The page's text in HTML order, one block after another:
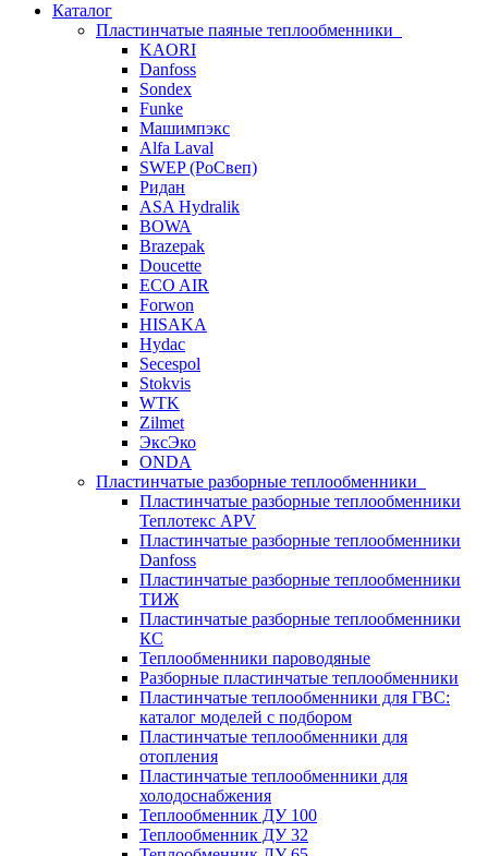
Каталог
Пластинчатые паяные теплообменники
KAORI
Danfoss
Sondex
Funke
Машимпэкс
Alfa Laval
SWEP (РоСвеп)
Ридан
ASA Hydralik
BOWA
Brazepak
Doucette
ECO AIR
Forwon
HISAKA
Hydac
Secespol
Stokvis
WTK
Zilmet
ЭксЭко
ONDA
Пластинчатые разборные теплообменники
Пластинчатые разборные теплообменники
Теплотекс APV
Пластинчатые разборные теплообменники
Danfoss
Пластинчатые разборные теплообменники
ТИЖ
Пластинчатые разборные теплообменники
КC
Теплообменники пароводяные
Разборные пластинчатые теплообменники
Пластинчатые теплообменники для ГВС:
каталог моделей с подбором
Пластинчатые теплообменники для
отопления
Пластинчатые теплообменники для
холодоснабжения
Теплообменник ДУ 100
Теплообменник ДУ 32